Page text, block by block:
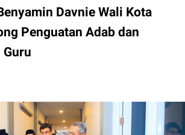
Davnie Wali Kota
Penguatan Adab dan
Guru